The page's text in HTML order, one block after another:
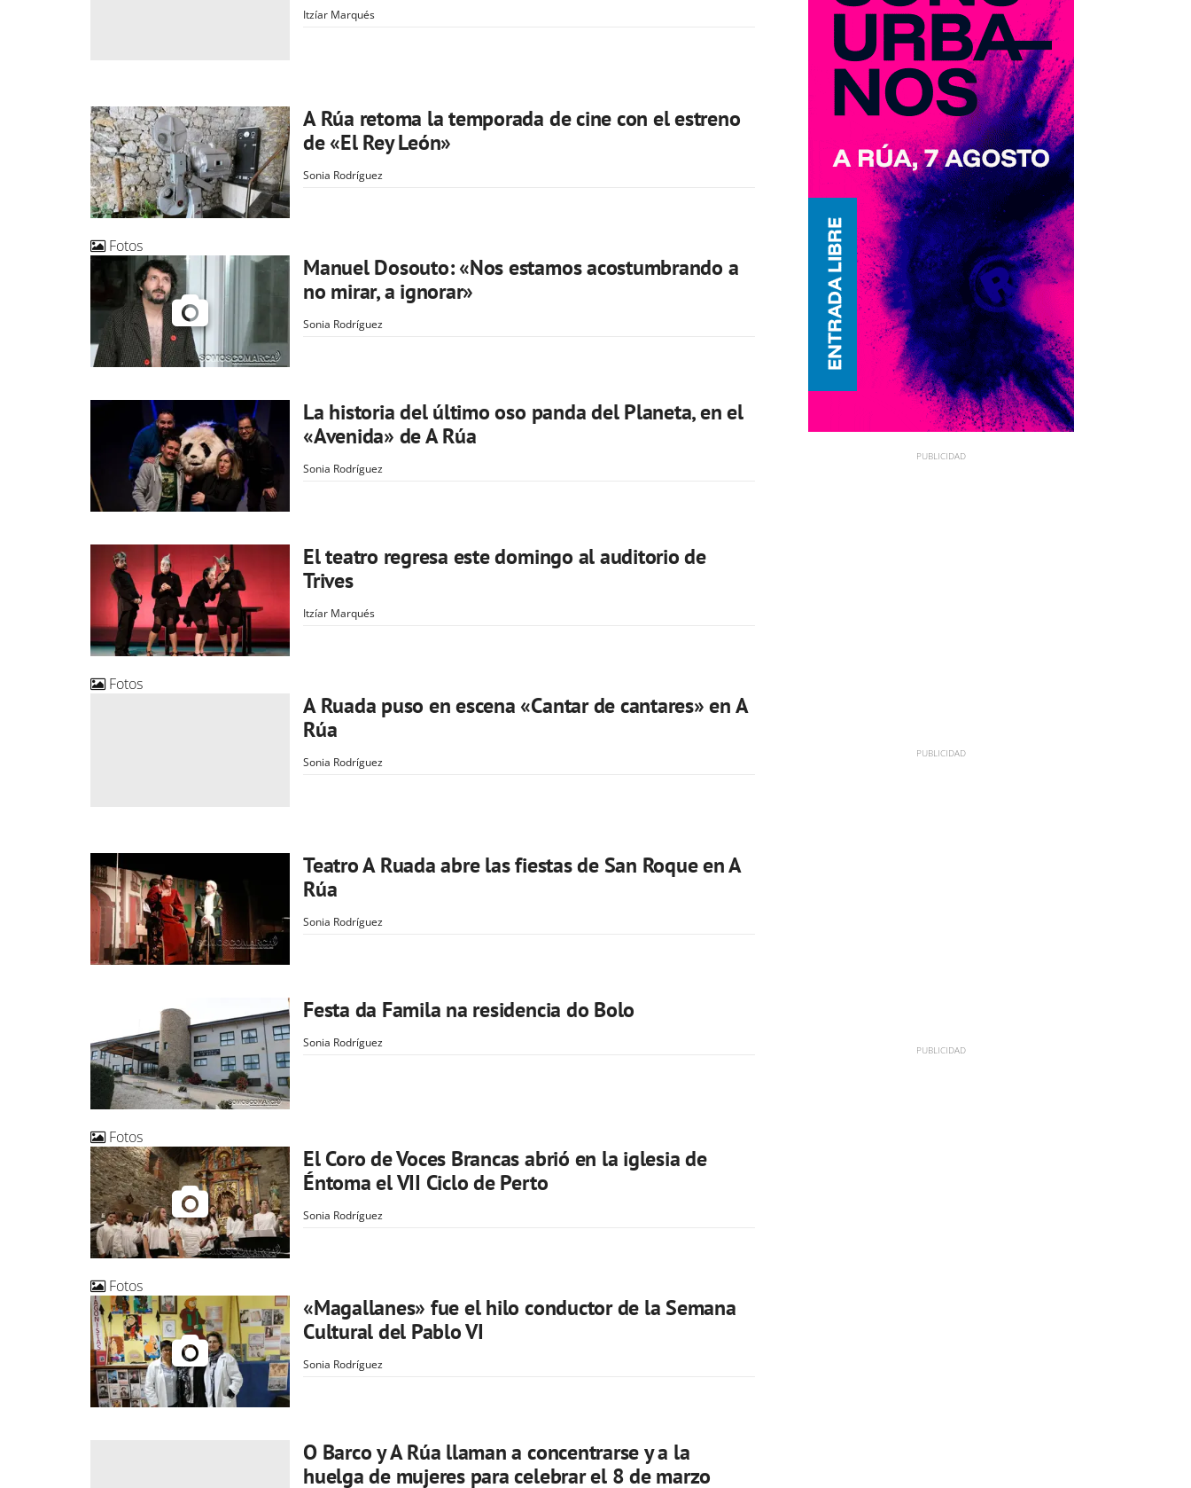
Itzíar Marqués
A Rúa retoma la temporada de cine con el estreno
de «El Rey León»
Sonia Rodríguez
Fotos
Manuel Dosouto: «Nos estamos acostumbrando a
no mirar, a ignorar»
Sonia Rodríguez
La historia del último oso panda del Planeta, en el
«Avenida» de A Rúa
Sonia Rodríguez
El teatro regresa este domingo al auditorio de
Trives
Itzíar Marqués
Fotos
A Ruada puso en escena «Cantar de cantares» en A
Rúa
Sonia Rodríguez
Teatro A Ruada abre las fiestas de San Roque en A
Rúa
Sonia Rodríguez
Festa da Famila na residencia do Bolo
Sonia Rodríguez
Fotos
El Coro de Voces Brancas abrió en la iglesia de
Éntoma el VII Ciclo de Perto
Sonia Rodríguez
Fotos
«Magallanes» fue el hilo conductor de la Semana
Cultural del Pablo VI
Sonia Rodríguez
O Barco y A Rúa llaman a concentrarse y a la
huelga de mujeres para celebrar el 8 de marzo